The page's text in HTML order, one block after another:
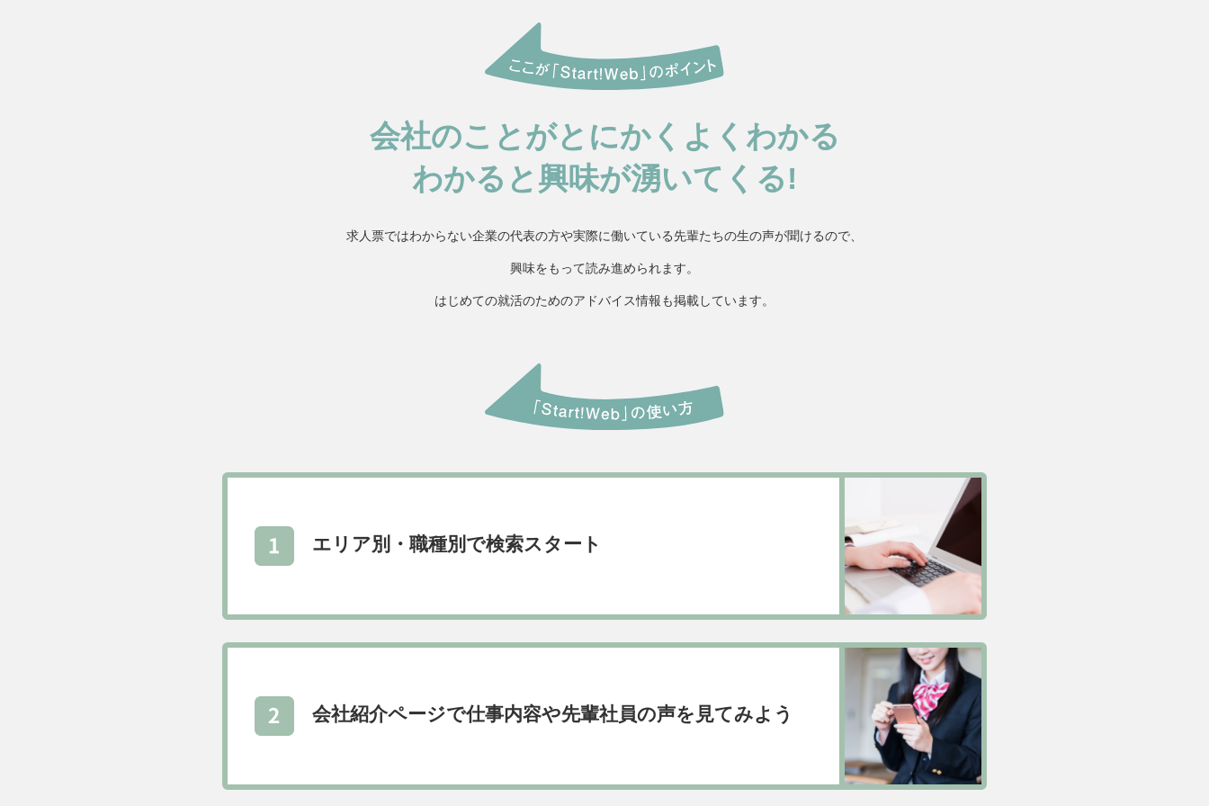
会社のことがとにかくよくわかる
わかると興味が湧いてくる!
求人票ではわからない企業の代表の方や実際に働いている先輩たちの生の声が聞けるので、
興味をもって読み進められます。
はじめての就活のためのアドバイス情報も掲載しています。
エリア別・職種別で検索スタート
会社紹介ページで仕事内容や先輩社員の声を見てみよう